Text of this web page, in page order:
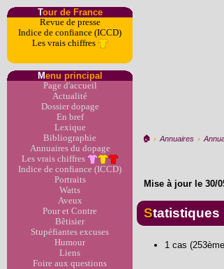
Tour de France
Revue de presse
Indice de confiance (ICCD)
Les vrais chiffres
Menu principal
Page d'accueil
Actualité
Dossier dopage
En bref
Lexique
Bibliographie
Annuaires du dopage
Les vrais chiffres
Indice de confiance (ICCD)
Portraits
Watts
Aveux
Pour et Contre
Bêtisier
Stupéfiantes excuses
Humour
Liens
Foire aux questions
🏠︎ › Annuaires ›
Mise à jour le 30/
Statistiques
1 cas